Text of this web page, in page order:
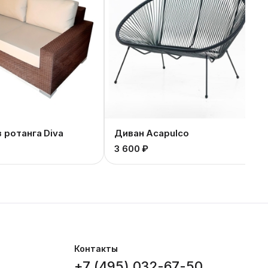
ротанга Diva
Диван Acapulco
3 600 ₽
Контакты